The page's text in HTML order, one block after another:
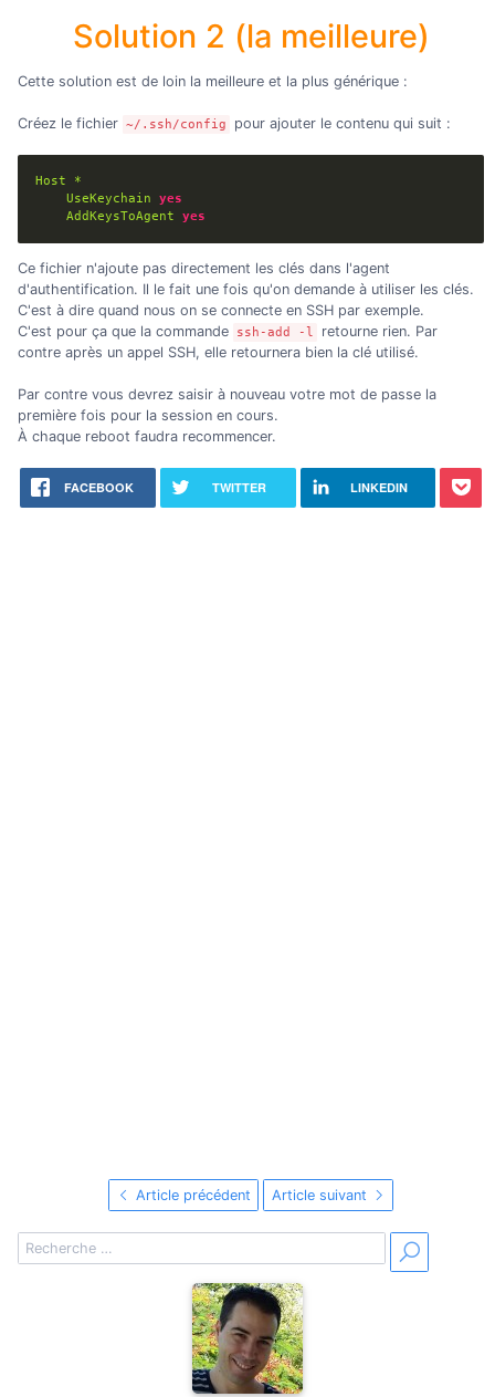
Solution 2 (la meilleure)
Cette solution est de loin la meilleure et la plus générique :
Créez le fichier ~/.ssh/config pour ajouter le contenu qui suit :
Host
*
UseKeychain
yes
AddKeysToAgent
yes
Ce fichier n'ajoute pas directement les clés dans l'agent
d'authentification. Il le fait une fois qu'on demande à utiliser les clés.
C'est à dire quand nous on se connecte en SSH par exemple.
C'est pour ça que la commande
ssh-add -l
retourne rien. Par
contre après un appel SSH, elle retournera bien la clé utilisé.
Par contre vous devrez saisir à nouveau votre mot de passe la
première fois pour la session en cours.
À chaque reboot faudra recommencer.
FACEBOOK TWITTER LINKEDIN
Article précédent Article suivant